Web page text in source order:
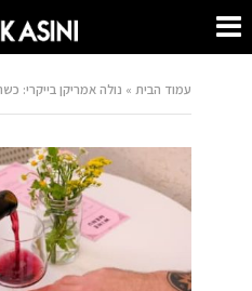
עמוד הבית » נולה אמריקן בייקרי: